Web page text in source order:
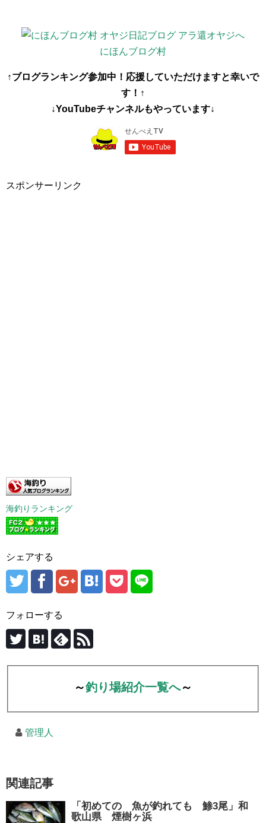
にほんブログ村
↑ブログランキング参加中！応援していただけますと幸いで
す！↑
↓YouTubeチャンネルもやっています↓
スポンサーリンク
海釣りランキング
シェアする
フォローする
～釣り場紹介一覧へ～
管理人
関連記事
「初めての 魚が釣れても 鯵3尾」和
歌山県 煙樹ヶ浜